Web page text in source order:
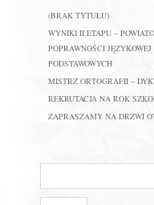
(BRAK TYTUŁU)
WYNIKI II ETAPU –
POPRAWNOŚCI
PODSTAWOWYCH
MISTRZ ORTOGRAFII –
REKRUTACJA NA ROK
ZAPRASZAMY NA DRZWI
stronie: